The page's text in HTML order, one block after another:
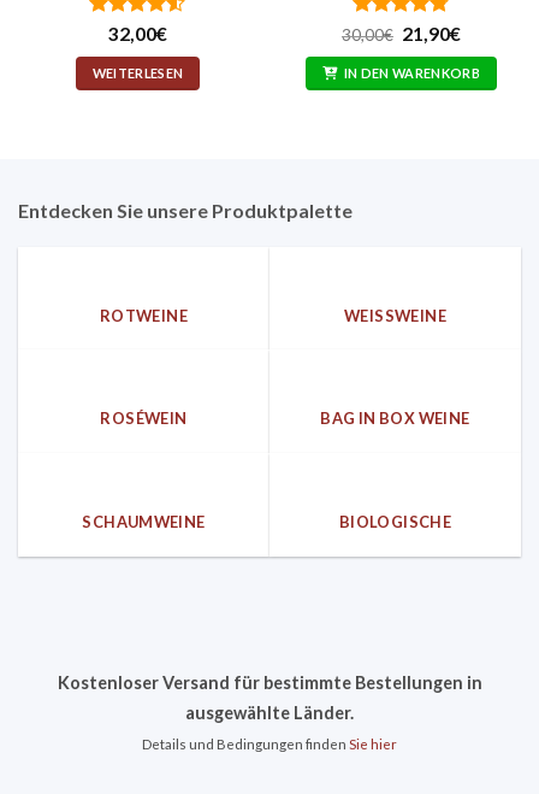
Bewertet
von 5
32,00€
WEITERLESEN
Bewertet
von 5
30,00€ Ursprünglicher
Preis
war:
30,00€
21,90€Aktueller
ist:
21,90€.
IN DEN WARENKORB
Entdecken Sie unsere Produktpalette
ROTWEINE WEISSWEINE
ROSÉWEIN BAG IN BOX WEINE
SCHAUMWEINE BIOLOGISCHE
Kostenloser Versand für bestimmte Bestellungen in
ausgewählte Länder.
Details und Bedingungen finden Sie hier